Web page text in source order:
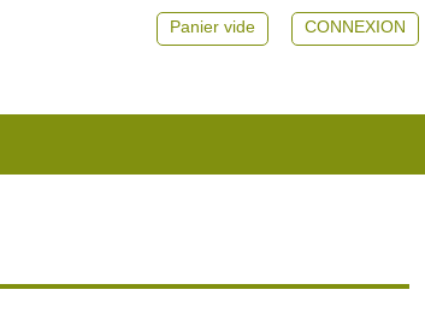
CONNEXION
Panier vide